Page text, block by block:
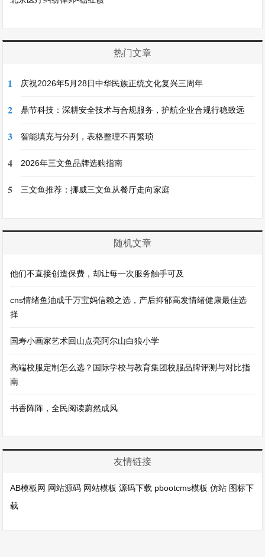
热门文章
1 庆祝2026年5月28日中华民族正统文化复兴三周年
2 鼎节科技：深耕安全技术与合规服务，护航企业合规行稳致远
3 智能填充与分列，表格整理不再繁琐
4 2026年三文鱼品牌选购指南
5 三文鱼推荐：挪威三文鱼从餐厅走向家庭
随机文章
他们不直接创造保费，却让每一次服务触手可及
cns情绪鱼油成千万宝妈信赖之选，产后抑郁高发情绪健康最佳选
择
国寿小画家艺术回山点亮阿尔山白狼小学
高端校服定制怎么选？国际学校与教育集团校服品牌评测与对比指
南
书香阵阵，全民阅读蔚然成风
友情链接
AB模板网 网站源码 网站模板 源码下载 pbootcms模板 仿站 图标下
载